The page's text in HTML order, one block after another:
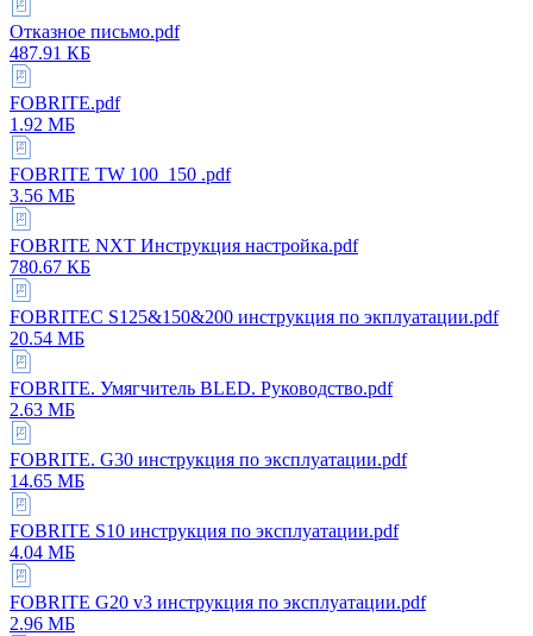
Отказное письмо.pdf
487.91 КБ
FOBRITE.pdf
1.92 МБ
FOBRITE TW 100_150 .pdf
3.56 МБ
FOBRITE NXT Инструкция настройка.pdf
780.67 КБ
FOBRITEC S125&150&200 инструкция по экплуатации.pdf
20.54 МБ
FOBRITE. Умягчитель BLED. Руководство.pdf
2.63 МБ
FOBRITE. G30 инструкция по эксплуатации.pdf
14.65 МБ
FOBRITE S10 инструкция по эксплуатации.pdf
4.04 МБ
FOBRITE G20 v3 инструкция по эксплуатации.pdf
2.96 МБ